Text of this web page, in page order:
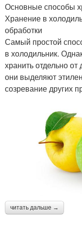
Основные способы
Хранение в
обработки
Самый простой
в холодильник.
хранить отдельно
они выделяют
созревание других
читать дальше →